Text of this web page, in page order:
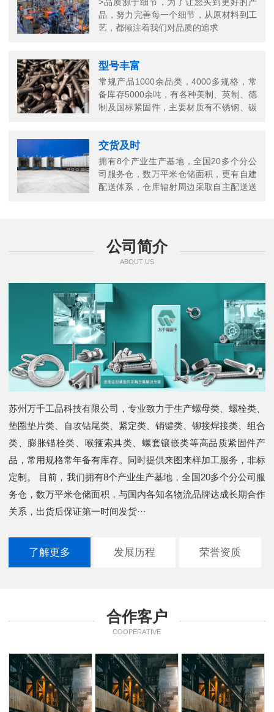
品，努力完善每一个细节，从原材料到工
艺，都倾注着我们对品质的追求
型号丰富
常规产品1000余品类，4000多规格，常
备库存5000余吨，有各种美制、英制、德
制及国标紧固件，主要材质有不锈钢、碳
交货及时
拥有8个产业生产基地，全国20多个分公
司服务仓，数万平米仓储面积，更有自建
配送体系，仓库辐射周边采取自主配送送
公司简介
ABOUT US
苏州万千工品科技有限公司，专业致力于生产螺母类、螺栓类、
垫圈垫片类、自攻钻尾类、紧定类、销键类、铆接焊接类、组合
类、膨胀锚栓类、喉箍索具类、螺套镶嵌类等高品质紧固件产
品，常用规格常年备有库存。同时提供来图来样加工服务，非标
定制。 目前，我们拥有8个产业生产基地，全国20多个分公司服
务仓，数万平米仓储面积，与国内各知名物流品牌达成长期合作
关系，出货后保证第一时间发货···
了解更多 发展历程 荣誉资质
合作客户
COOPERATIVE